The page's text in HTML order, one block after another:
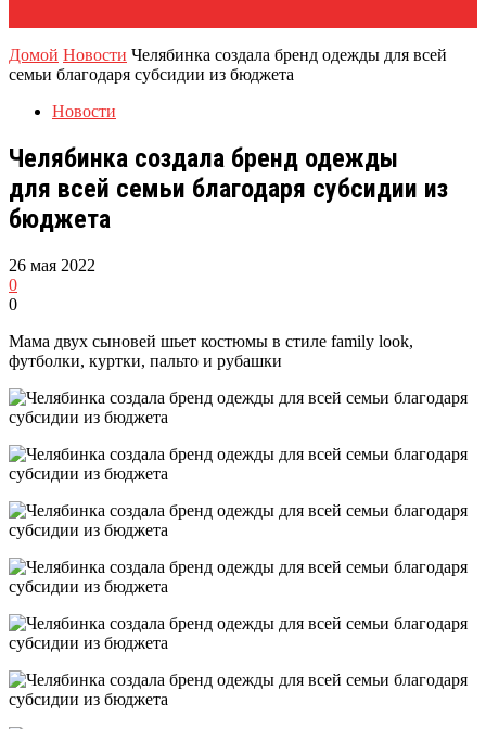
Домой Новости Челябинка создала бренд одежды для всей
семьи благодаря субсидии из бюджета
Новости
Челябинка создала бренд одежды
для всей семьи благодаря субсидии из
бюджета
26 мая 2022
0
0
Мама двух сыновей шьет костюмы в стиле family look,
футболки, куртки, пальто и рубашки